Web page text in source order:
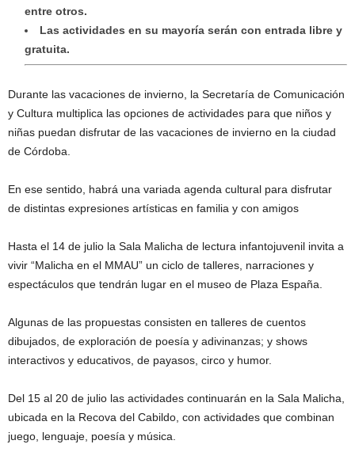
entre otros.
Las actividades en su mayoría serán con entrada libre y
gratuita.
Durante las vacaciones de invierno, la Secretaría de Comunicación
y Cultura multiplica las opciones de actividades para que niños y
niñas puedan disfrutar de las vacaciones de invierno en la ciudad
de Córdoba.
En ese sentido, habrá una variada agenda cultural para disfrutar
de distintas expresiones artísticas en familia y con amigos
Hasta el 14 de julio la Sala Malicha de lectura infantojuvenil invita a
vivir “Malicha en el MMAU” un ciclo de talleres, narraciones y
espectáculos que tendrán lugar en el museo de Plaza España.
Algunas de las propuestas consisten en talleres de cuentos
dibujados, de exploración de poesía y adivinanzas; y shows
interactivos y educativos, de payasos, circo y humor.
Del 15 al 20 de julio las actividades continuarán en la Sala Malicha,
ubicada en la Recova del Cabildo, con actividades que combinan
juego, lenguaje, poesía y música.